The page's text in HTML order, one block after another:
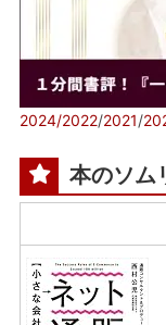
2024/2022/2021/
本のソム